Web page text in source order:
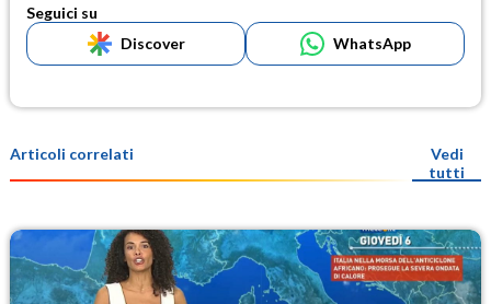
Seguici su
Discover
WhatsApp
Articoli correlati
Vedi
tutti